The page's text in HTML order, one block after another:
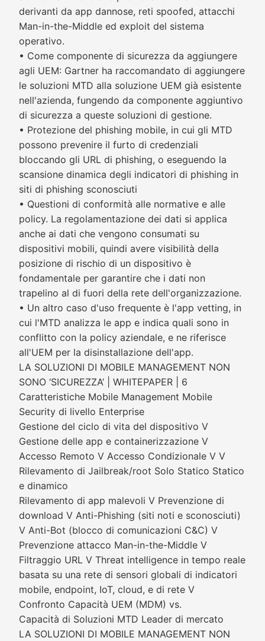
derivanti da app dannose, reti spoofed, attacchi
Man-in-the-Middle ed exploit del sistema
operativo.
• Come componente di sicurezza da aggiungere
agli UEM: Gartner ha raccomandato di aggiungere
le soluzioni MTD alla soluzione UEM già esistente
nell'azienda, fungendo da componente aggiuntivo
di sicurezza a queste soluzioni di gestione.
• Protezione del phishing mobile, in cui gli MTD
possono prevenire il furto di credenziali
bloccando gli URL di phishing, o eseguendo la
scansione dinamica degli indicatori di phishing in
siti di phishing sconosciuti
• Questioni di conformità alle normative e alle
policy. La regolamentazione dei dati si applica
anche ai dati che vengono consumati su
dispositivi mobili, quindi avere visibilità della
posizione di rischio di un dispositivo è
fondamentale per garantire che i dati non
trapelino al di fuori della rete dell'organizzazione.
• Un altro caso d'uso frequente è l'app vetting, in
cui l'MTD analizza le app e indica quali sono in
conflitto con la policy aziendale, e ne riferisce
all'UEM per la disinstallazione dell'app.
LA SOLUZIONI DI MOBILE MANAGEMENT NON
SONO ‘SICUREZZA’ | WHITEPAPER | 6
Caratteristiche Mobile Management Mobile
Security di livello Enterprise
Gestione del ciclo di vita del dispositivo V
Gestione delle app e containerizzazione V
Accesso Remoto V Accesso Condizionale V V
Rilevamento di Jailbreak/root Solo Statico Statico
e dinamico
Rilevamento di app malevoli V Prevenzione di
download V Anti-Phishing (siti noti e sconosciuti)
V Anti-Bot (blocco di comunicazioni C&C) V
Prevenzione attacco Man-in-the-Middle V
Filtraggio URL V Threat intelligence in tempo reale
basata su una rete di sensori globali di indicatori
mobile, endpoint, IoT, cloud, e di rete V
Confronto Capacità UEM (MDM) vs.
Capacità di Soluzioni MTD Leader di mercato
LA SOLUZIONI DI MOBILE MANAGEMENT NON